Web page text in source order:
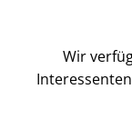
Wir